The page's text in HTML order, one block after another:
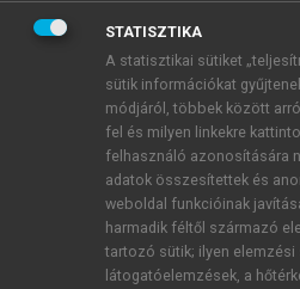
BELÉPÉS SAJÁT
ÚJ FIÓK
1 óra díjmentes hozzáférés
E-MAIL-CÍM
STATISZTIKA
A statisztikai sütiket
sütik információkat
módjáról, többek között
fel és milyen linkekre
felhasználó azonosítására
adatok összesítettek és
weboldal funkcióinak
harmadik féltől származó
tartozó sütik; ilyen
látogatóelemzések, a